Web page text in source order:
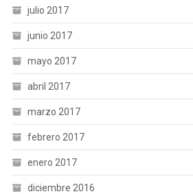
julio 2017
junio 2017
mayo 2017
abril 2017
marzo 2017
febrero 2017
enero 2017
diciembre 2016